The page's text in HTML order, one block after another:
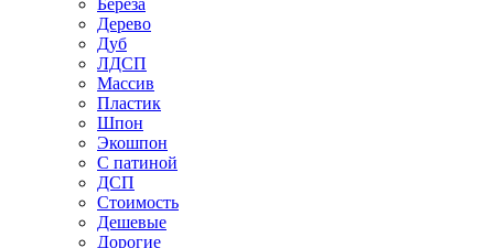
Береза
Дерево
Дуб
ЛДСП
Массив
Пластик
Шпон
Экошпон
С патиной
ДСП
Стоимость
Дешевые
Дорогие